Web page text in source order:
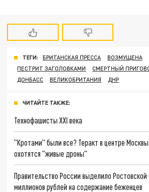
ТЕГИ: БРИТАНСКАЯ ПРЕССА
ВОЗМУЩЕНА
ПЕСТРИТ ЗАГОЛОВКАМИ
СМЕРТНЫЙ
ДОНБАСС
ВЕЛИКОБРИТАНИЯ ДНР
ЧИТАЙТЕ ТАКЖЕ:
Технофашисты XXI века
"Кротами" были все? Теракт в центре
охотятся "живые дроны"
Правительство России выделило Ростовской
миллионов рублей на содержание беженцев